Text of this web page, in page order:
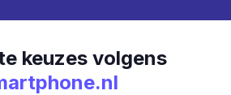
keuzes volgens